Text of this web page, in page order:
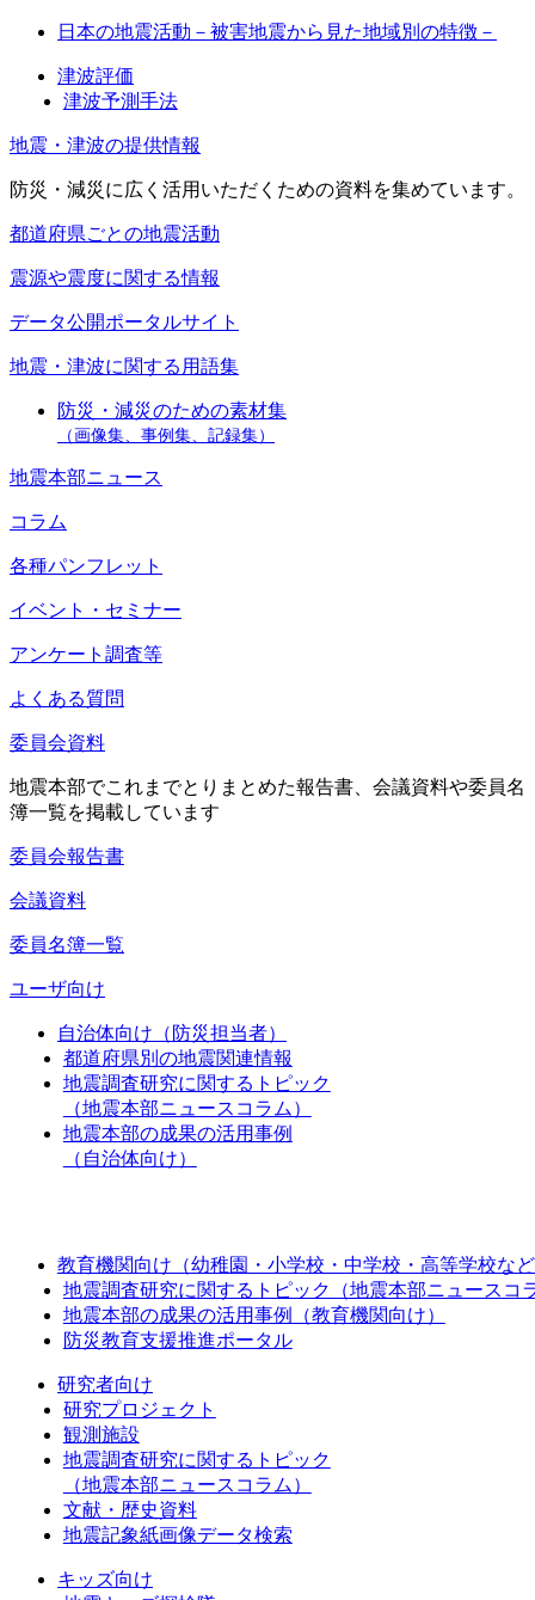
日本の地震活動－被害地震から見た地域別の特徴－
津波評価
津波予測手法
地震・津波の提供情報
防災・減災に広く活用いただくための資料を集めています。
都道府県ごとの地震活動
震源や震度に関する情報
データ公開ポータルサイト
地震・津波に関する用語集
防災・減災のための素材集
（画像集、事例集、記録集）
地震本部ニュース
コラム
各種パンフレット
イベント・セミナー
アンケート調査等
よくある質問
委員会資料
地震本部でこれまでとりまとめた報告書、会議資料や委員名
簿一覧を掲載しています
委員会報告書
会議資料
委員名簿一覧
ユーザ向け
自治体向け（防災担当者）
都道府県別の地震関連情報
地震調査研究に関するトピック
（地震本部ニュースコラム）
地震本部の成果の活用事例
（自治体向け）
教育機関向け（幼稚園・小学校・中学校・高等学校な
地震調査研究に関するトピック（地震本部ニュースコ
地震本部の成果の活用事例（教育機関向け）
防災教育支援推進ポータル
研究者向け
研究プロジェクト
観測施設
地震調査研究に関するトピック
（地震本部ニュースコラム）
文献・歴史資料
地震記象紙画像データ検索
キッズ向け